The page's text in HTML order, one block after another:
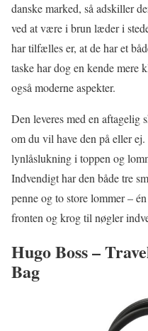
danske marked, så adskiller
ved at være i brun læder i
har tilfælles er, at de har et
taske har dog en kende mere
også moderne aspekter.
Den leveres med en aftagelig
om du vil have den på eller
lynlåslukning i toppen og
Indvendigt har den både tre
penne og to store lommer –
fronten og krog til nøgler
Hugo Boss –
Bag